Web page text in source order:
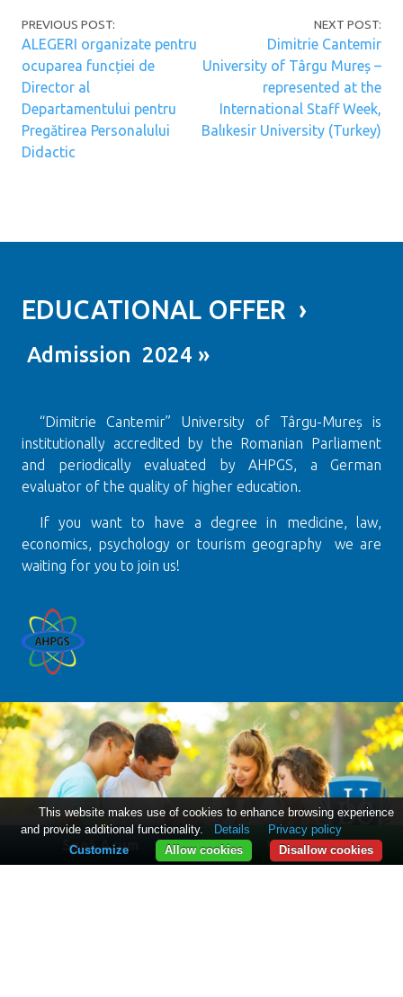
PREVIOUS POST:
ALEGERI organizate pentru
ocuparea funcției de
Director al
Departamentului pentru
Pregătirea Personalului
Didactic
NEXT POST:
Dimitrie Cantemir
University of Târgu Mureș –
represented at the
International Staff Week,
Balıkesir University (Turkey)
EDUCATIONAL OFFER ›
Admission 2024 »
“Dimitrie Cantemir” University of Târgu-Mureș is
institutionally accredited by the Romanian Parliament
and periodically evaluated by AHPGS, a German
evaluator of the quality of higher education.
If you want to have a degree in medicine, law,
economics, psychology or tourism geography we are
waiting for you to join us!
Sună Acum WhatsApp
This website makes use of cookies to enhance browsing experience
and provide additional functionality.
Details
Privacy policy
Disallow cookies
Allow cookies
Customize